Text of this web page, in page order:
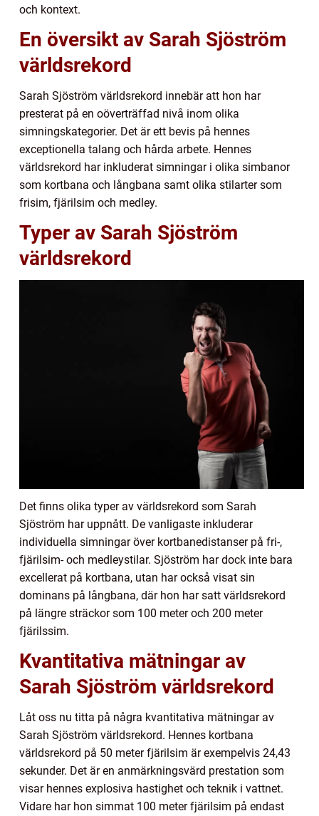
och kontext.
En översikt av Sarah Sjöström
världsrekord
Sarah Sjöström världsrekord innebär att hon har
presterat på en oöverträffad nivå inom olika
simningskategorier. Det är ett bevis på hennes
exceptionella talang och hårda arbete. Hennes
världsrekord har inkluderat simningar i olika simbanor
som kortbana och långbana samt olika stilarter som
frisim, fjärilsim och medley.
Typer av Sarah Sjöström
världsrekord
Det finns olika typer av världsrekord som Sarah
Sjöström har uppnått. De vanligaste inkluderar
individuella simningar över kortbanedistanser på fri-,
fjärilsim- och medleystilar. Sjöström har dock inte bara
excellerat på kortbana, utan har också visat sin
dominans på långbana, där hon har satt världsrekord
på längre sträckor som 100 meter och 200 meter
fjärilssim.
Kvantitativa mätningar av
Sarah Sjöström världsrekord
Låt oss nu titta på några kvantitativa mätningar av
Sarah Sjöström världsrekord. Hennes kortbana
världsrekord på 50 meter fjärilsim är exempelvis 24,43
sekunder. Det är en anmärkningsvärd prestation som
visar hennes explosiva hastighet och teknik i vattnet.
Vidare har hon simmat 100 meter fjärilsim på endast